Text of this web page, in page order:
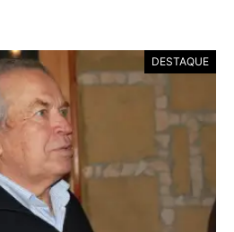
DESTAQUE